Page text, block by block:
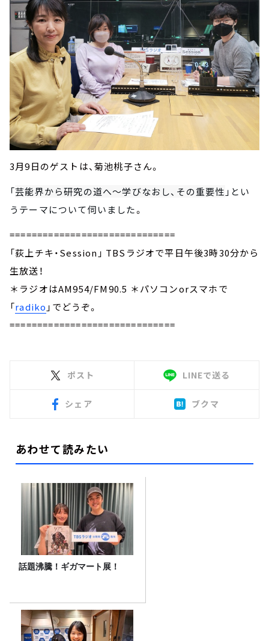
3月9日のゲストは、菊池桃子さん。
「芸能界から研究の道へ～学びなおし、その重要性 」とい
うテーマについて伺いました。
==============================
「荻上チキ・Session」 TBSラジオで平日午後3時30分から
生放送！
＊ラジオはAM954/FM90.5 ＊パソコンorスマホで
「radiko 」でどうぞ。
==============================
ポスト LINEで送る
シェア ブクマ
あわせて読みたい
話題沸騰！ギガマート展！